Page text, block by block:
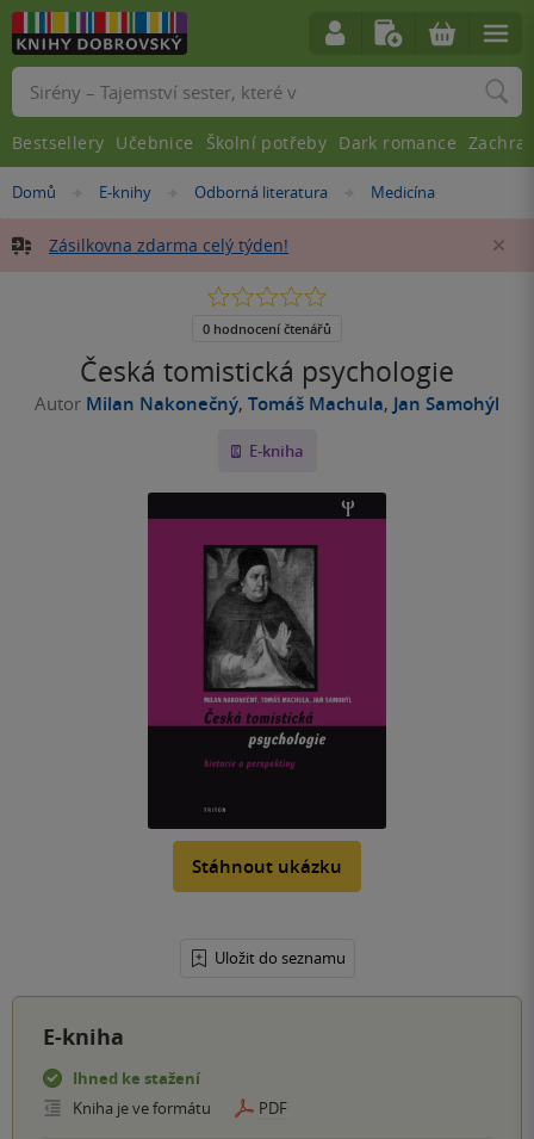
Nacházíte
zde:
Domů »
E-knihy »
Odborná literatura »
Medicína
Zásilkovna zdarma celý týden!
Česká tomistická psychologie
Autor Milan Nakonečný, Tomáš Machula, Jan Samohýl
E-kniha
Stáhnout ukázku
Uložit do seznamu
0.0
5
0 hodnocení čtenářů
E-kniha
Ihned ke stažení
Kniha je ve formátu
PDF
Vyhledávání
Bestsellery Učebnice Školní potřeby Dark romance